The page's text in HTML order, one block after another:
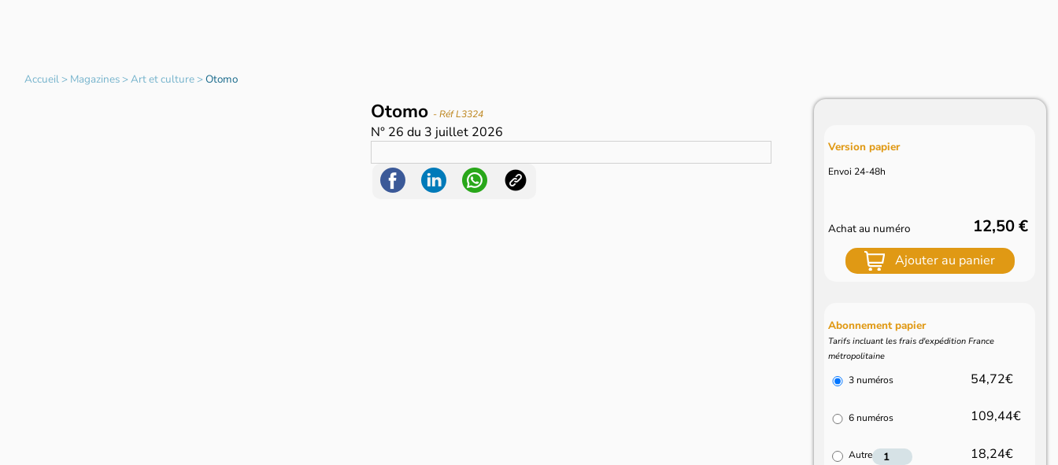
Accueil> Magazines>Art et culture>Otomo
Otomo - Réf L3324
N° 26 du 3 juillet 2026
Version papier
Envoi 24-48h
Achat au numéro 12,50 €
Ajouter au panier
Abonnement papier
Tarifs incluant les frais d'expédition France
métropolitaine
3 numéros 54,72€
6 numéros 109,44€
Autre 18,24€